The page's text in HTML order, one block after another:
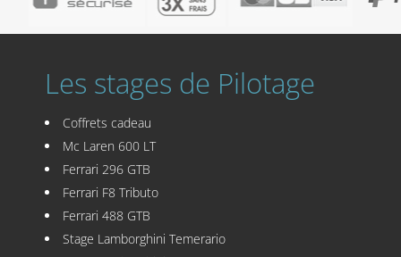
Les stages de Pilotage
Coffrets cadeau
Mc Laren 600 LT
Ferrari 296 GTB
Ferrari F8 Tributo
Ferrari 488 GTB
Stage Lamborghini Temerario